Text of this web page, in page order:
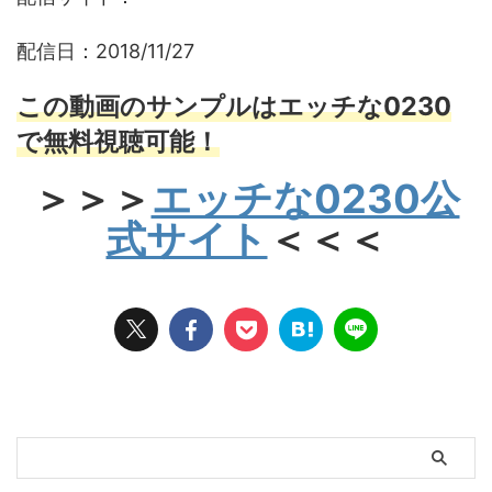
配信日：2018/11/27
この動画のサンプルはエッチな0230
で無料視聴可能！
＞＞＞ エッチな0230公
式サイト ＜＜＜